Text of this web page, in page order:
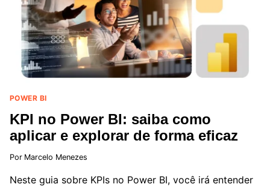
TUTORIAL
E
PLANILHA
POWER BI
KPI no Power BI: saiba como
aplicar e explorar de forma eficaz
Por Marcelo Menezes
Neste guia sobre KPIs no Power BI, você irá entender